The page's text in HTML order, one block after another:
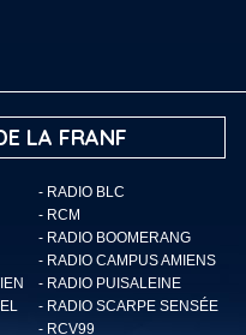
LA FRANF
- RADIO BLC
- RCM
- RADIO BOOMERANG
- RADIO CAMPUS AMIENS
- RADIO PUISALEINE
- RADIO SCARPE SENSÉE
- RCV99